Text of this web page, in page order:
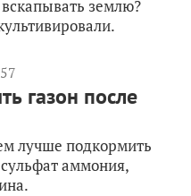
землю?
газон после
лучше подкормить
аммония,